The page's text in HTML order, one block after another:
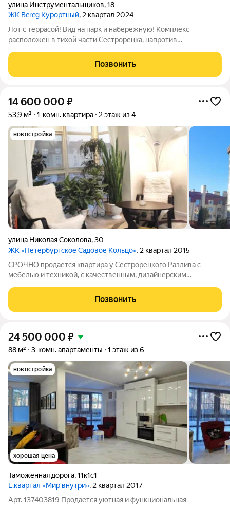
улица Инструментальщиков,18
ЖК Bereg Курортный, 2 квартал 2024
Лот с террасой! Вид на парк и набережную! Комплекс
расположен в тихой части Сестрорецка, напротив
непосредственной близости от побережья Финского залива,
на берегу канала. Шум вековых сосен и
Позвонить
14 600 000 ₽
53,9 м² 1-комн. квартира 2 этаж из 4
новостройка
улица Николая Соколова,30
ЖК «Петербургское Садовое Кольцо», 2 квартал 2015
СРОЧНО продается квартира у Сестрорецкого Разлива с
мебелью и техникой, с качественным, дизайнерским
прихожей, большая гардеробная, раздвижные двери- все
сделано на заказ. Лоджия 7.4 кв. м.
Позвонить
24 500 000 ₽
88 м² 3-комн. апартаменты 1 этаж из 6
новостройка
хорошая цена
Таможенная дорога,11к1с1
Е.квартал «Мир внутри», 2 квартал 2017
Арт. 137403819 Продается уютная и функциональная